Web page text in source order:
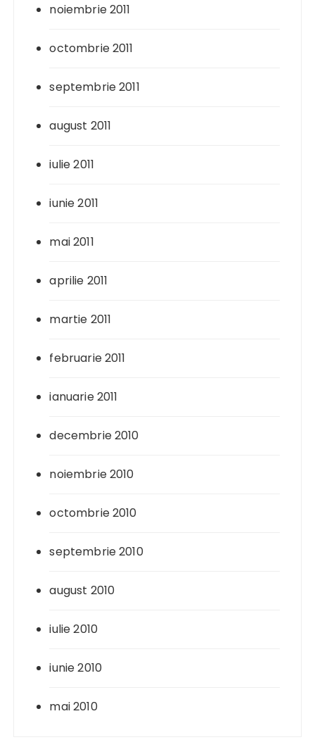
noiembrie 2011
octombrie 2011
septembrie 2011
august 2011
iulie 2011
iunie 2011
mai 2011
aprilie 2011
martie 2011
februarie 2011
ianuarie 2011
decembrie 2010
noiembrie 2010
octombrie 2010
septembrie 2010
august 2010
iulie 2010
iunie 2010
mai 2010